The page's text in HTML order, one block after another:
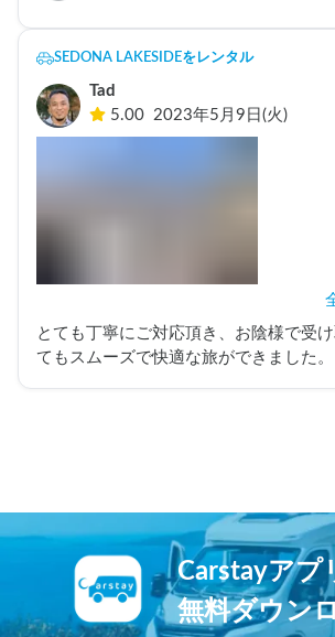
SEDONA LAKESIDEをレンタル
Tad
5.00 2023年5月9日(火)
とても丁寧にご対応頂き、お陰様で受
てもスムーズで快適な旅ができました。
Carstayアプ
無料ダウン